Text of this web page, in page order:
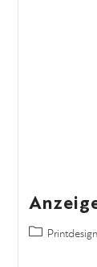
Printdesign